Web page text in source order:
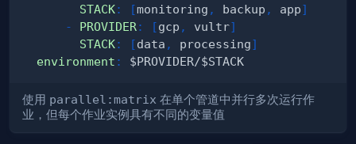
STACK: [monitoring , backup , app]
-
PROVIDER: [gcp , vultr]
STACK: [data , processing]
environment :
使用 parallel:matrix 在单个管道中并行多次运行作
业，但每个作业实例具有不同的变量值